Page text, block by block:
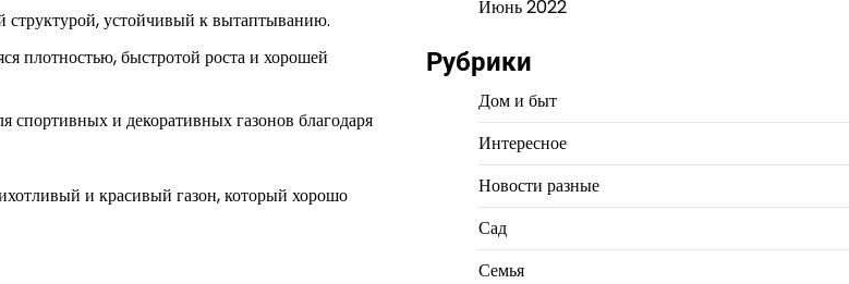
устойчивый к вытаптыванию.
плотностью, быстротой роста и хорошей
спортивных и декоративных газонов благодаря
и красивый газон, который хорошо
Июнь 2022
Рубрики
Дом и быт
Интересное
Новости разные
Сад
Семья